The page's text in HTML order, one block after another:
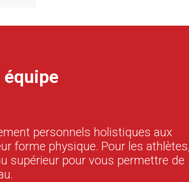
équipe
personnels holistiques aux
forme physique. Pour les
supérieur pour vous permettre de